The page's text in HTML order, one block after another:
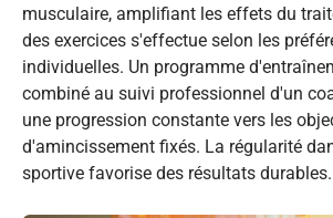
musculaire, amplifiant les effets du
des exercices s'effectue selon les
individuelles. Un programme
combiné au suivi professionnel d'un
une progression constante vers les
d'amincissement fixés. La régularité
sportive favorise des résultats durables.